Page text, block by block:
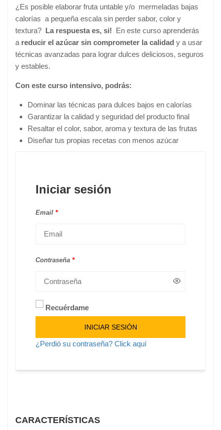
¿Es posible elaborar fruta untable y/o mermeladas bajas
calorías a pequeña escala sin perder sabor, color y
textura? La respuesta es, si! En este curso aprenderás
a reducir el azúcar sin comprometer la calidad y a usar
técnicas avanzadas para lograr dulces deliciosos, seguros
y estables.
Con este curso intensivo, podrás:
Dominar las técnicas para dulces bajos en calorías
Garantizar la calidad y seguridad del producto final
Resaltar el color, sabor, aroma y textura de las frutas
Diseñar tus propias recetas con menos azúcar
Iniciar sesión
Email *
Contraseña *
Recuérdame
INICIAR SESIÓN
¿Perdió su contraseña? Click aquí
CARACTERÍSTICAS